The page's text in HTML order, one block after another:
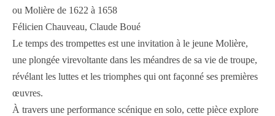
ou Molière de 1622 à 1658
Félicien Chauveau, Claude Boué
Le temps des trompettes est une invitation à le jeune Molière,
une plongée virevoltante dans les méandres de sa vie de troupe,
révélant les luttes et les triomphes qui ont façonné ses premières
œuvres.
À travers une performance scénique en solo, cette pièce explore